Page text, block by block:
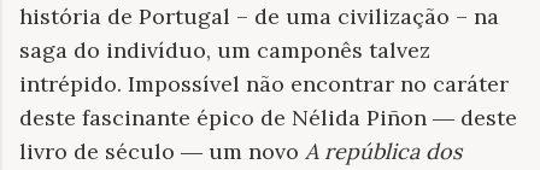
história de Portugal – de uma civilização – na
saga do indivíduo, um camponês talvez
intrépido. Impossível não encontrar no caráter
deste fascinante épico de Nélida Piñon ― deste
livro de século ― um novo A república dos